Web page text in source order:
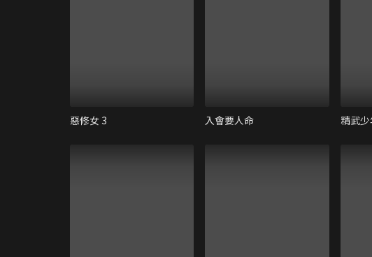
惡修女 3 入會要人命 精武